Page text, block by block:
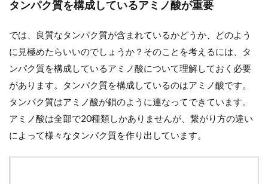
タンパク質を構成しているアミノ酸が重要
では、良質なタンパク質が含まれているかどうか、どのよう
に見極めたらいいのでしょうか？そのことを考えるには、タ
ンパク質を構成しているアミノ酸について理解しておく必要
があります。タンパク質を構成しているのはアミノ酸です。
タンパク質はアミノ酸が鎖のように連なってできています。
アミノ酸は全部で20種類しかありませんが、繋がり方の違い
によって様々なタンパク質を作り出しています。